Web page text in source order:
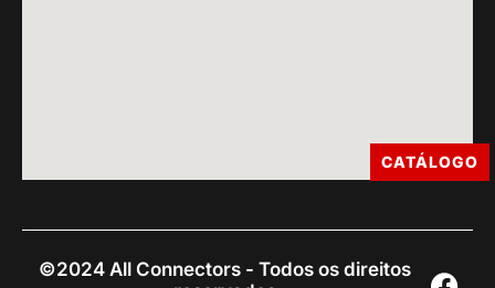
©2024 All Connectors - Todos os direitos
CATÁLOGO